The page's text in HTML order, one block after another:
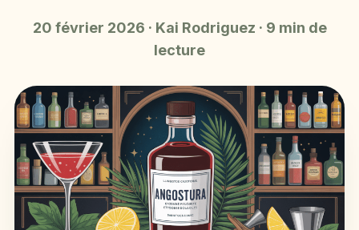
20 février 2026 · Kai Rodriguez · 9 min de
lecture